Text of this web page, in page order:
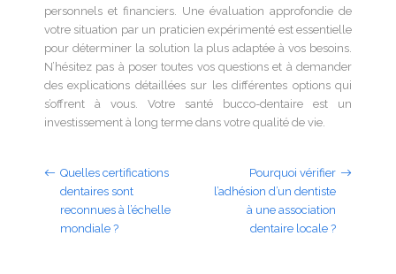
personnels et financiers. Une évaluation approfondie de
votre situation par un praticien expérimenté est essentielle
pour déterminer la solution la plus adaptée à vos besoins.
N’hésitez pas à poser toutes vos questions et à demander
des explications détaillées sur les différentes options qui
s’offrent à vous. Votre santé bucco-dentaire est un
investissement à long terme dans votre qualité de vie.
Quelles certifications
dentaires sont
reconnues à l’échelle
mondiale ?
Pourquoi vérifier
l’adhésion d’un dentiste
à une association
dentaire locale ?